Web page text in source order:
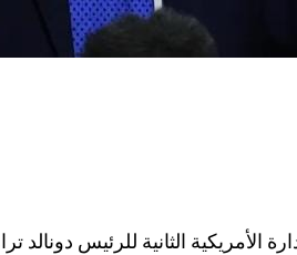
الأمريكية الثانية للرئيس